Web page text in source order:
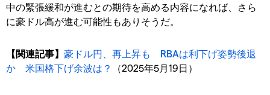
中の緊張緩和が進むとの期待を高める内容になれば、さら
に豪ドル高が進む可能性もありそうだ。
【関連記事】 豪ドル円、再上昇も RBAは利下げ姿勢後退
か 米国格下げ余波は？
（2025年5月19日）